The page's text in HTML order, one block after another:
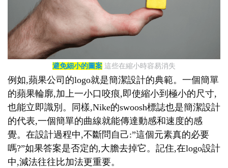
避免細小的圖案 這些在縮小時容易消失
例如,蘋果公司的logo就是簡潔設計的典範。一個簡單
的蘋果輪廓,加上一小口咬痕,即使縮小到極小的尺寸,
也能立即識別。同樣,Nike的swoosh標誌也是簡潔設計
的代表,一個簡單的曲線就能傳達動感和速度的感
覺。在設計過程中,不斷問自己:”這個元素真的必要
嗎?”如果答案是否定的,大膽去掉它。記住,在logo設計
中,減法往往比加法更重要。